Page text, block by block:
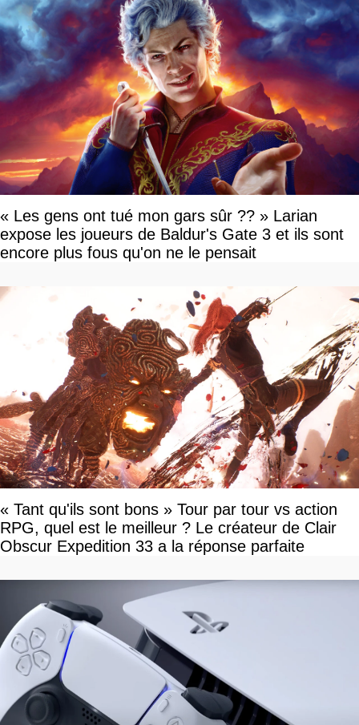
« Les gens ont tué mon gars sûr ?? » Larian
expose les joueurs de Baldur's Gate 3 et ils sont
encore plus fous qu'on ne le pensait
« Tant qu'ils sont bons » Tour par tour vs action
RPG, quel est le meilleur ? Le créateur de Clair
Obscur Expedition 33 a la réponse parfaite